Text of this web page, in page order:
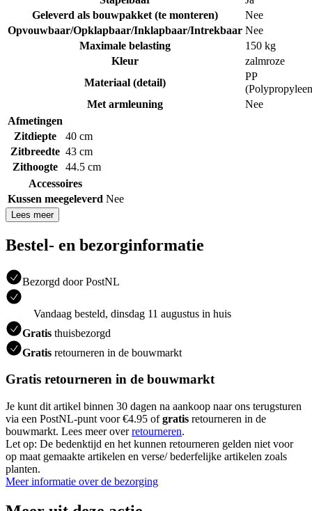
Geleverd als bouwpakket (te monteren)
Nee
Opvouwbaar/Opklapbaar/Inklapbaar/Intrekbaar Nee
Maximale belasting
150 kg
Kleur
zalmroze
Materiaal (detail)
PP
Met armleuning
Nee
Afmetingen
Zitdiepte
40 cm
Zitbreedte 43 cm
Zithoogte
44.5 cm
Accessoires
Kussen meegeleverd Nee
Lees meer
Bestel- en bezorginformatie
Bezorgd door PostNL
Vandaag besteld, dinsdag 11 augustus in huis
Gratis thuisbezorgd
Gratis retourneren in de bouwmarkt
Gratis retourneren in de bouwmarkt
Je kunt dit artikel binnen 30 dagen na aankoop naar ons terugsturen
via een PostNL-punt voor €4.95 ofgratis retourneren in de
bouwmarkt. Lees meer overretourneren.
Let op: De bedenktijd en het kunnen retourneren gelden niet voor
op maat gemaakte artikelen en verse/ bederfelijke artikelen zoals
planten.
Meer informatie over de bezorging